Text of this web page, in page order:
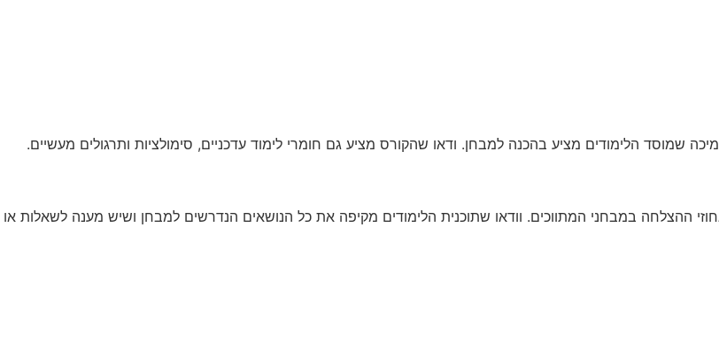
שמוסד הלימודים מציע בהכנה למבחן. ודאו שהקורס מציע גם חומרי לימוד עדכניים, סימולציות ותרגולים מעשיים.
ההצלחה במבחני המתווכים. וודאו שתוכנית הלימודים מקיפה את כל הנושאים הנדרשים למבחן ושיש מענה לשאלות או